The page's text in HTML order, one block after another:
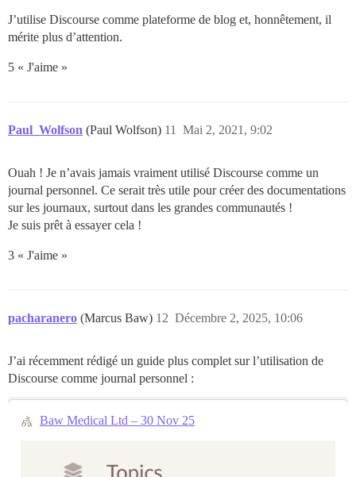
J’utilise Discourse comme plateforme de blog et, honnêtement, il
mérite plus d’attention.
5 « J'aime »
Paul_Wolfson (Paul Wolfson) Mai 2, 2021, 9:02
11
Ouah ! Je n’avais jamais vraiment utilisé Discourse comme un
journal personnel. Ce serait très utile pour créer des documentations
sur les journaux, surtout dans les grandes communautés !
Je suis prêt à essayer cela !
3 « J'aime »
pacharanero (Marcus Baw) Décembre 2, 2025, 10:06
12
J’ai récemment rédigé un guide plus complet sur l’utilisation de
Discourse comme journal personnel :
Baw Medical Ltd – 30 Nov 25